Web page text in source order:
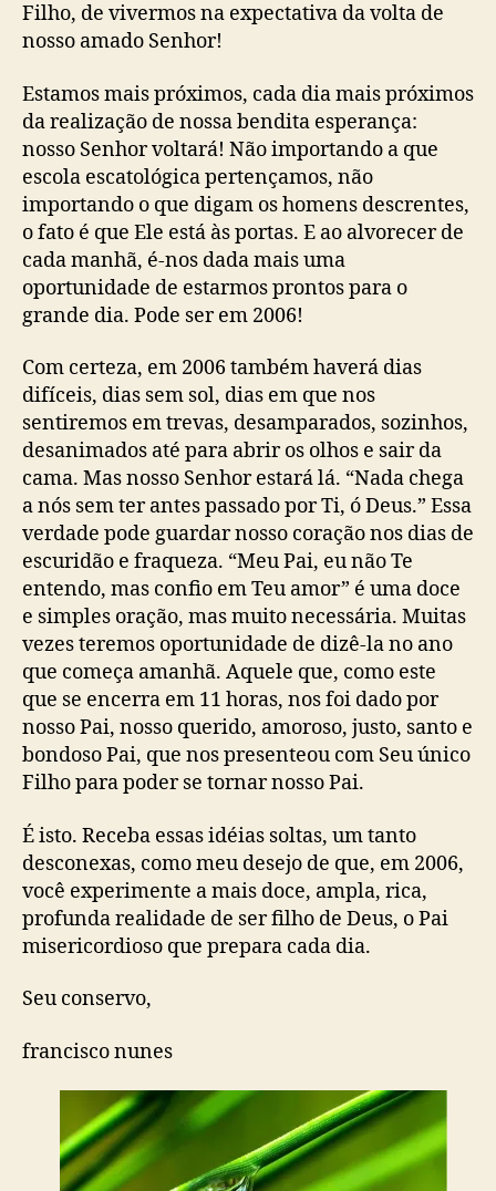
Filho, de vivermos na expectativa da volta de
nosso amado Senhor!
Estamos mais próximos, cada dia mais próximos
da realização de nossa bendita esperança:
nosso Senhor voltará! Não importando a que
escola escatológica pertençamos, não
importando o que digam os homens descrentes,
o fato é que Ele está às portas. E ao alvorecer de
cada manhã, é-nos dada mais uma
oportunidade de estarmos prontos para o
grande dia. Pode ser em 2006!
Com certeza, em 2006 também haverá dias
difíceis, dias sem sol, dias em que nos
sentiremos em trevas, desamparados, sozinhos,
desanimados até para abrir os olhos e sair da
cama. Mas nosso Senhor estará lá. “Nada chega
a nós sem ter antes passado por Ti, ó Deus.” Essa
verdade pode guardar nosso coração nos dias de
escuridão e fraqueza. “Meu Pai, eu não Te
entendo, mas confio em Teu amor” é uma doce
e simples oração, mas muito necessária. Muitas
vezes teremos oportunidade de dizê-la no ano
que começa amanhã. Aquele que, como este
que se encerra em 11 horas, nos foi dado por
nosso Pai, nosso querido, amoroso, justo, santo e
bondoso Pai, que nos presenteou com Seu único
Filho para poder se tornar nosso Pai.
É isto. Receba essas idéias soltas, um tanto
desconexas, como meu desejo de que, em 2006,
você experimente a mais doce, ampla, rica,
profunda realidade de ser filho de Deus, o Pai
misericordioso que prepara cada dia.
Seu conservo,
francisco nunes